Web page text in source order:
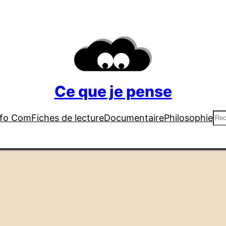
Ce que je pense
ComFiches de lectureDocumentairePhilosophie